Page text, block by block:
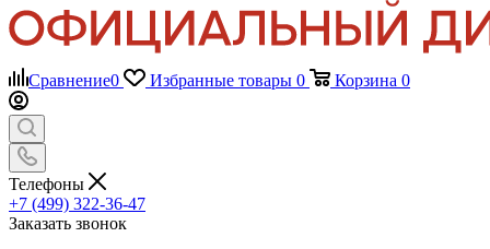
Сравнение0 Избранные товары 0 Корзина 0
Телефоны
+7 (499) 322-36-47
Заказать звонок